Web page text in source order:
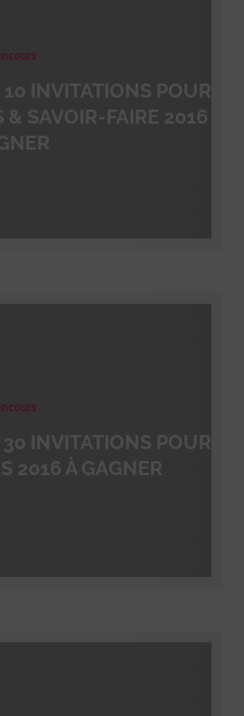
INVITATIONS POUR
& SAVOIR-FAIRE 2016
INVITATIONS POUR
2016 À GAGNER